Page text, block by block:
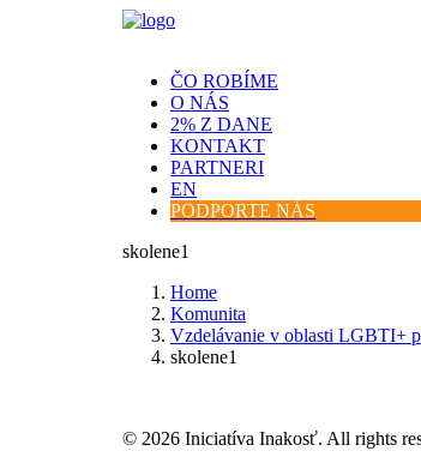
ČO ROBÍME
O NÁS
2% Z DANE
KONTAKT
PARTNERI
EN
PODPORTE NÁS
skolene1
Home
Komunita
Vzdelávanie v oblasti LGBTI+
skolene1
© 2026 Iniciatíva Inakosť. All rights